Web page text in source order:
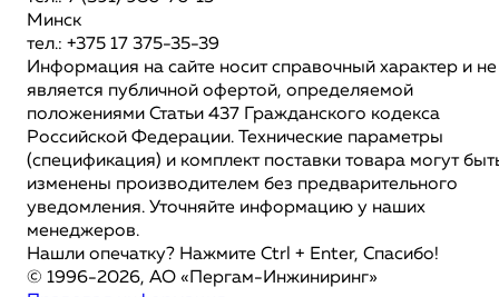
Минск
тел.: +375 17 375-35-39
Информация на сайте носит справочный характер и не
является публичной офертой, определяемой
положениями Статьи 437 Гражданского кодекса
Российской Федерации. Технические параметры
(спецификация) и комплект поставки товара могут
изменены производителем без предварительного
уведомления. Уточняйте информацию у наших
менеджеров.
Нашли опечатку? Нажмите Ctrl + Enter, Спасибо!
© 1996-2026, АО «Пергам-Инжиниринг»